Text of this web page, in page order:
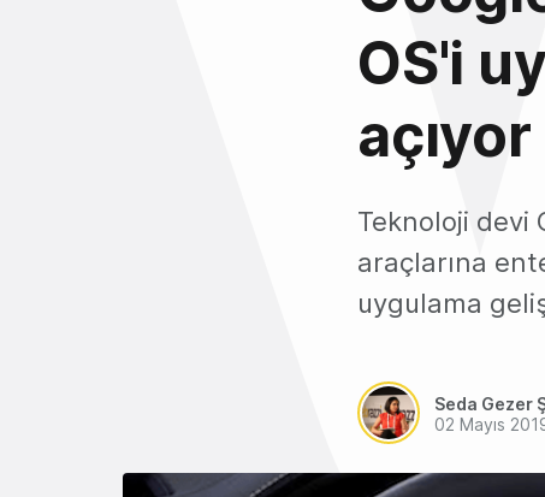
OS'i
açıyor
Teknoloji devi
araçlarına
uygulama
Seda Gezer
02 Mayıs